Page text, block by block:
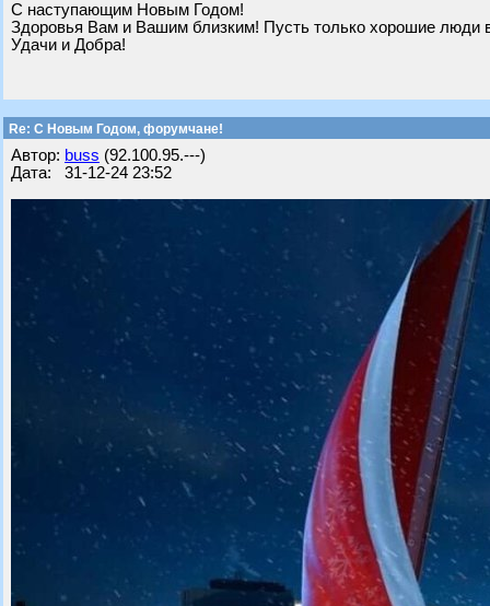
С наступающим Новым Годом!
Здоровья Вам и Вашим близким! Пусть только хорошие люди
Удачи и Добра!
Re: С Новым Годом, форумчане!
Автор: buss (92.100.95.---)
Дата: 31-12-24 23:52